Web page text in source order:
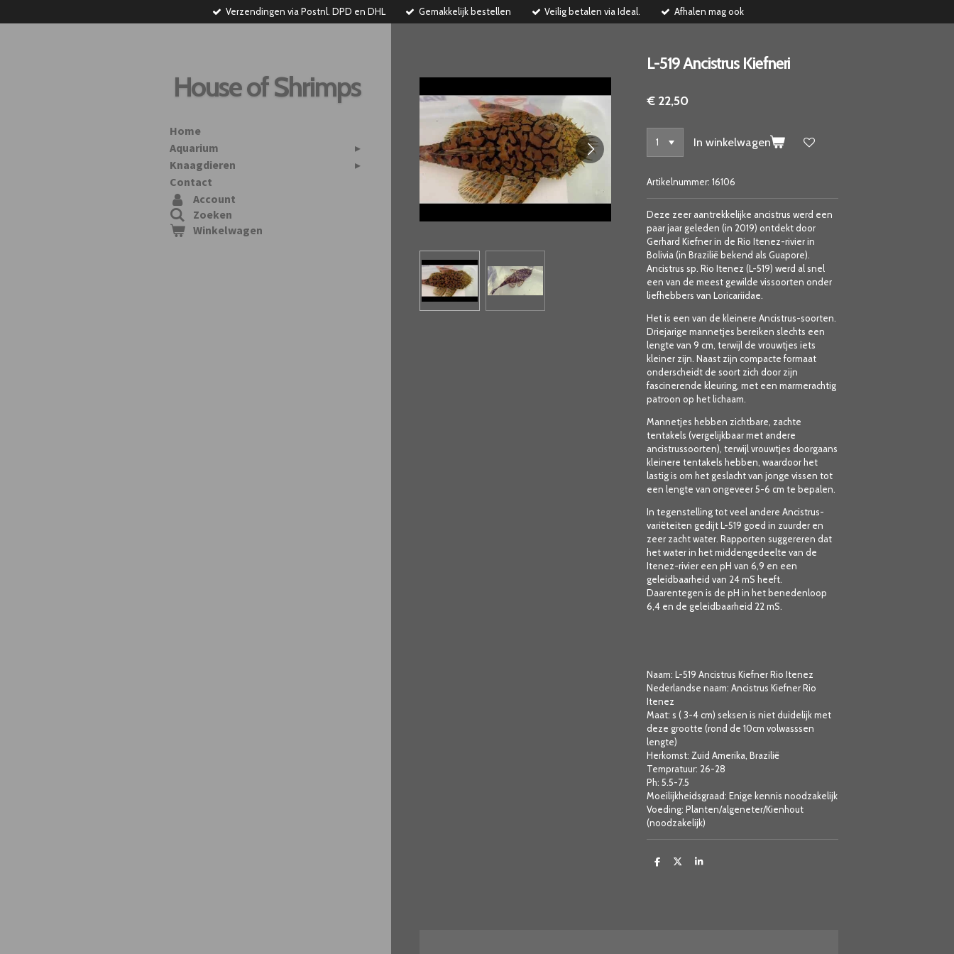
direct
Verzendingen via Postnl. DPD en DHL Gemakkelijk bestellen Veilig betalen via Ideal. Afhalen mag ook
L-519 Ancistrus Kiefneri
€ 22,50
In winkelwagen
Artikelnummer: 16106
Deze zeer aantrekkelijke ancistrus werd een
paar jaar geleden (in 2019) ontdekt door
Gerhard Kiefner in de Rio Itenez-rivier in
Bolivia (in Brazilië bekend als Guapore).
Ancistrus sp. Rio Itenez (L-519) werd al snel
een van de meest gewilde vissoorten onder
liefhebbers van Loricariidae.
Het is een van de kleinere Ancistrus-soorten.
Driejarige mannetjes bereiken slechts een
lengte van 9 cm, terwijl de vrouwtjes iets
kleiner zijn. Naast zijn compacte formaat
onderscheidt de soort zich door zijn
fascinerende kleuring, met een marmerachtig
patroon op het lichaam.
Mannetjes hebben zichtbare, zachte
tentakels (vergelijkbaar met andere
ancistrussoorten), terwijl vrouwtjes doorgaans
kleinere tentakels hebben, waardoor het
lastig is om het geslacht van jonge vissen tot
een lengte van ongeveer 5-6 cm te bepalen.
In tegenstelling tot veel andere Ancistrus-
variëteiten gedijt L-519 goed in zuurder en
zeer zacht water. Rapporten suggereren dat
het water in het middengedeelte van de
Itenez-rivier een pH van 6,9 en een
geleidbaarheid van 24 mS heeft.
Daarentegen is de pH in het benedenloop
6,4 en de geleidbaarheid 22 mS.
Naam: L-519 Ancistrus Kiefner Rio Itenez
Nederlandse naam: Ancistrus Kiefner Rio
Itenez
Maat: s ( 3-4 cm) seksen is niet duidelijk met
deze grootte (rond de 10cm volwasssen
lengte)
Herkomst: Zuid Amerika, Brazilië
Tempratuur: 26-28
Ph: 5.5-7.5
Moeilijkheidsgraad: Enige kennis noodzakelijk
Voeding: Planten/algeneter/Kienhout
(noodzakelijk)
D
D
S
House of Shrimps
Home
Aquarium
Knaagdieren
Contact
Account
Zoeken
Winkelwagen